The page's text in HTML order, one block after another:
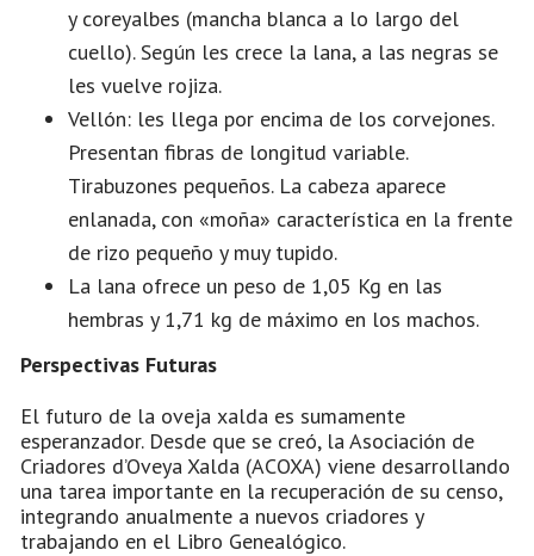
y coreyalbes (mancha blanca a lo largo del
cuello). Según les crece la lana, a las negras se
les vuelve rojiza.
Vellón: les llega por encima de los corvejones.
Presentan fibras de longitud variable.
Tirabuzones pequeños. La cabeza aparece
enlanada, con «moña» característica en la frente
de rizo pequeño y muy tupido.
La lana ofrece un peso de 1,05 Kg en las
hembras y 1,71 kg de máximo en los machos.
Perspectivas Futuras
El futuro de la oveja xalda es sumamente
esperanzador. Desde que se creó, la Asociación de
Criadores d’Oveya Xalda (ACOXA) viene desarrollando
una tarea importante en la recuperación de su censo,
integrando anualmente a nuevos criadores y
trabajando en el Libro Genealógico.